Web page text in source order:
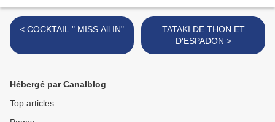
< COCKTAIL " MISS All IN"
TATAKI DE THON ET
D'ESPADON >
Hébergé par Canalblog
Top articles